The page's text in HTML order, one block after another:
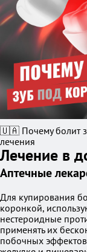
🇺🇦 Почему болит
лечения
Лечение в
Аптечные
Для купирования
коронкой,
нестероидные
применять их
побочных